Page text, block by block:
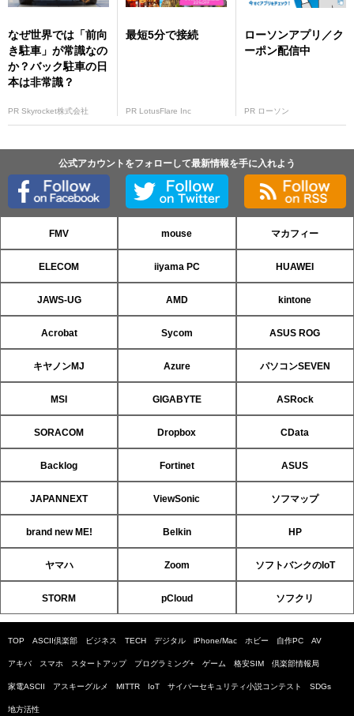
なぜ世界では「前向
き駐車」が常識なの
か？バック駐車の日
本は非常識？
PR Skyrocket株式会社
最短5分で接続
PR LotusFlare Inc
ローソンアプリ／ク
ーポン配信中
PR ローソン
公式アカウントをフォローして最新情報を手に入れよう
FMV mouse マカフィー
ELECOM iiyama PC HUAWEI
JAWS-UG AMD kintone
Acrobat Sycom ASUS ROG
キヤノンMJ Azure パソコンSEVEN
MSI GIGABYTE ASRock
SORACOM Dropbox CData
Backlog Fortinet ASUS
JAPANNEXT ViewSonic ソフマップ
brand new ME! Belkin HP
ヤマハ Zoom ソフトバンクのIoT
STORM pCloud ソフクリ
TOP ASCII倶楽部 ビジネス TECH デジタル iPhone/Mac ホビー 自作PC AV
アキバ スマホ スタートアップ プログラミング+ ゲーム 格安SIM 倶楽部情報局
家電ASCII アスキーグルメ MITTR IoT サイバーセキュリティ小説コンテスト SDGs
地方活性